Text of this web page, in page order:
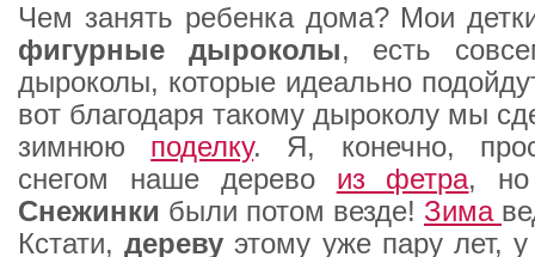
Чем занять ребенка дома? Мои
фигурные дыроколы, есть
дыроколы, которые идеально
вот благодаря такому дыроколу мы
зимнюю поделку. Я, конечно,
снегом наше дерево из фетра, но
Снежинки были потом везде! Зима
Кстати,деревуэтому уже пару лет,